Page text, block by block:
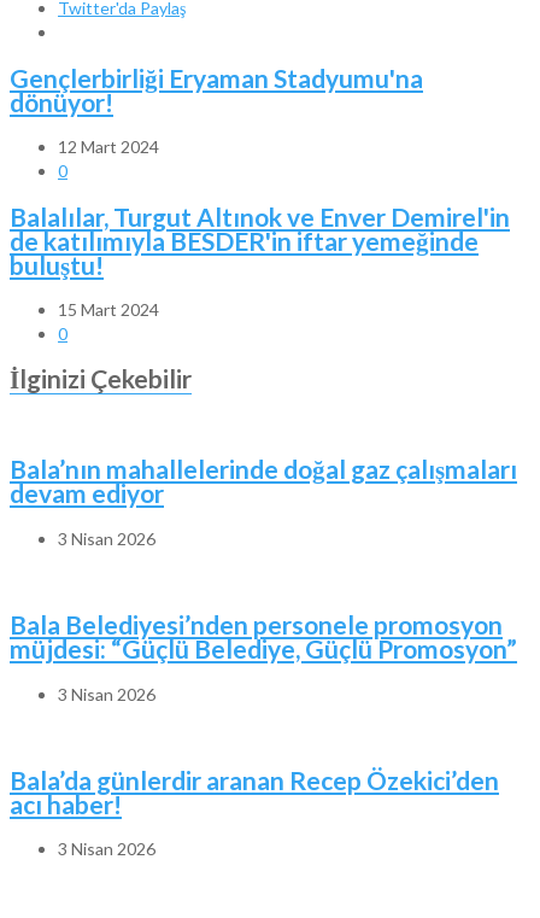
Twitter'da Paylaş
Gençlerbirliği Eryaman Stadyumu'na
dönüyor!
12 Mart 2024
0
Balalılar, Turgut Altınok ve Enver Demirel'in
de katılımıyla BESDER'in iftar yemeğinde
buluştu!
15 Mart 2024
0
İlginizi Çekebilir
Bala’nın mahallelerinde doğal gaz çalışmaları
devam ediyor
3 Nisan 2026
Bala Belediyesi’nden personele promosyon
müjdesi: “Güçlü Belediye, Güçlü Promosyon”
3 Nisan 2026
Bala’da günlerdir aranan Recep Özekici’den
acı haber!
3 Nisan 2026